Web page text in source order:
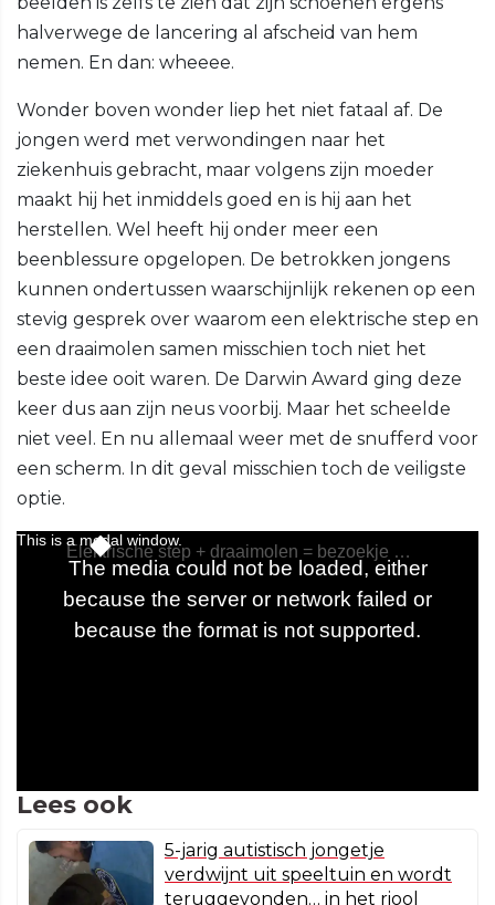
halverwege de lancering al afscheid van hem
nemen. En dan: wheeee.
Wonder boven wonder liep het niet fataal af. De
jongen werd met verwondingen naar het
ziekenhuis gebracht, maar volgens zijn moeder
maakt hij het inmiddels goed en is hij aan het
herstellen. Wel heeft hij onder meer een
beenblessure opgelopen. De betrokken jongens
kunnen ondertussen waarschijnlijk rekenen op een
stevig gesprek over waarom een elektrische step en
een draaimolen samen misschien toch niet het
beste idee ooit waren. De Darwin Award ging deze
keer dus aan zijn neus voorbij. Maar het scheelde
niet veel. En nu allemaal weer met de snufferd voor
een scherm. In dit geval misschien toch de veiligste
optie.
Lees ook
5-jarig autistisch jongetje
verdwijnt uit speeltuin en wordt
teruggevonden… in het riool